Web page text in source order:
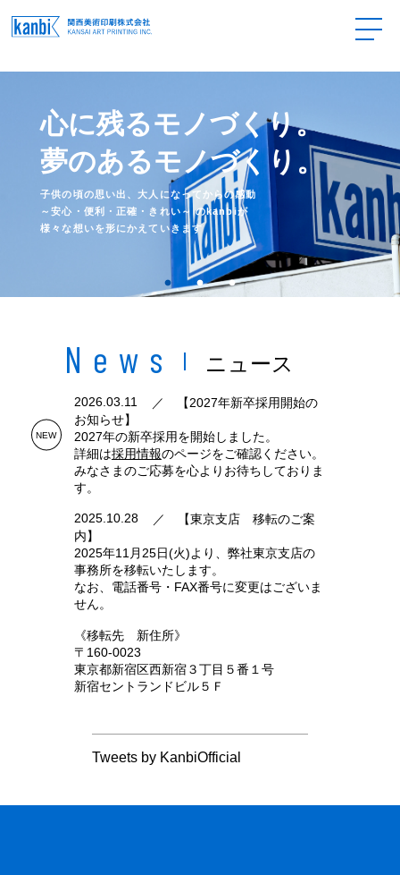
心に残るモノづくり。
夢のあるモノづくり。
子供の頃の思い出、大人になってからの感動
～安心・便利・正確・きれい～ のkanbiが
様々な想いを形にかえていきます
News ニュース
2026.03.11
【2027年新卒採用開始の
お知らせ】
2027年の新卒採用を開始しました。
詳細は採用情報のページをご確認ください。
みなさまのご応募を心よりお待ちしておりま
す。
2025.10.28
【東京支店 移転のご案
内】
2025年11月25日(火)より、弊社東京支店の
事務所を移転いたします。
なお、電話番号・FAX番号に変更はございま
せん。
《移転先 新住所》
〒160-0023
東京都新宿区西新宿３丁目５番１号
新宿セントランドビル５Ｆ
Tweets by KanbiOfficial